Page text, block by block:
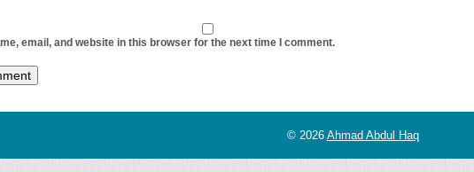
email, and website in this browser for the next time I comment.
© 2026 Ahmad Abdul Haq